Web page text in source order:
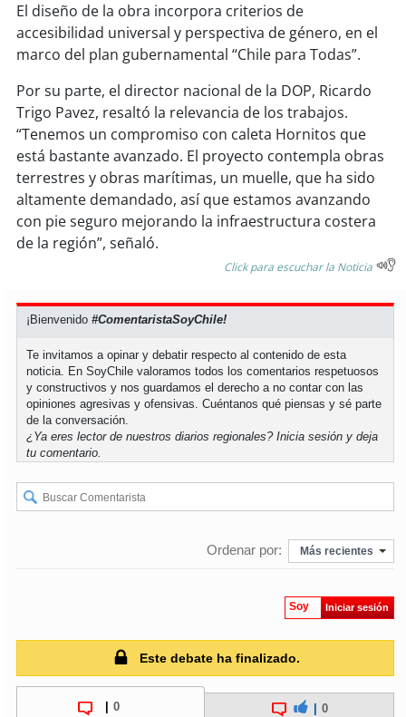
soycoronel
soyarauco
soytemuco
soyvaldivia
osorno
soy puertomontt
El diseño de la obra incorpora criterios de
accesibilidad universal y perspectiva de género, en el
marco del plan gubernamental “Chile para Todas”.
Por su parte, el director nacional de la DOP, Ricardo
Trigo Pavez, resaltó la relevancia de los trabajos.
“Tenemos un compromiso con caleta Hornitos que
está bastante avanzado. El proyecto contempla obras
terrestres y obras marítimas, un muelle, que ha sido
altamente demandado, así que estamos avanzando
con pie seguro mejorando la infraestructura costera
de la región”, señaló.
Click para escuchar la Noticia
¡Bienvenido#ComentaristaSoyChile!
Te invitamos a opinar y debatir respecto al contenido de esta
noticia. En SoyChile valoramos todos los comentarios respetuosos
y constructivos y nos guardamos el derecho a no contar con las
opiniones agresivas y ofensivas. Cuéntanos qué piensas y sé parte
de la conversación.
¿Ya eres lector de nuestros diarios regionales?Inicia sesión y deja
tu comentario.
Ordenar por: Más recientes
Soy Iniciar sesión
Este debate ha finalizado.
0 0